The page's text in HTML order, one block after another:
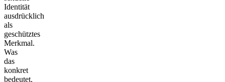
Identität
ausdrücklich
als
geschütztes
Merkmal.
Was
das
konkret
bedeutet,